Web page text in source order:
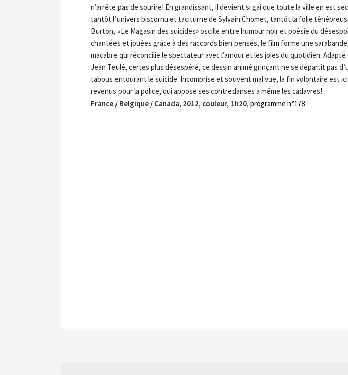
n’arrête pas de sourire! En grandissant, il devient si gai que toute la ville en est
tantôt l’univers biscornu et taciturne de Sylvain Chomet, tantôt la folie
Burton, «Le Magasin des suicides» oscille entre humour noir et poésie du
chantées et jouées grâce à des raccords bien pensés, le film forme une
macabre qui réconcilie le spectateur avec l’amour et les joies du quotidien.
Jean Teulé, certes plus désespéré, ce dessin animé grinçant ne se départit pas
tabous entourant le suicide. Incomprise et souvent mal vue, la fin volontaire est
revenus pour la police, qui appose ses contredanses à même les cadavres!
France / Belgique / Canada, 2012, couleur, 1h20, programme n°178